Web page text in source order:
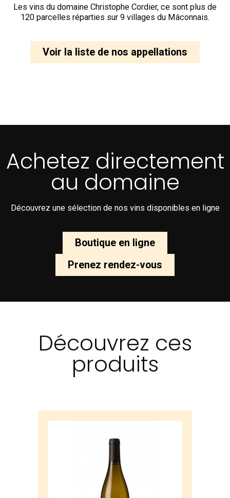
Les vins du domaine Christophe Cordier, ce sont plus de
120 parcelles réparties sur 9 villages du Mâconnais.
Voir la liste de nos appellations
Achetez directement
au domaine
Découvrez une sélection de nos vins disponibles en ligne
Boutique en ligne
Prenez rendez-vous
Découvrez ces
produits